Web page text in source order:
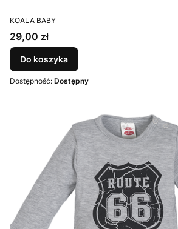
PRODUCENT
KOALA BABY
Cena
29,00 zł
Do koszyka
Dostępność: Dostępny